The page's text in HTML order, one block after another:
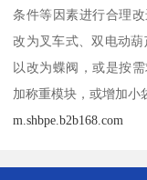
条件等因素进行合理
改为叉车式、双电动
以改为蝶阀，或是按
加称重模块，或增加小
m.shbpe.b2b168.com